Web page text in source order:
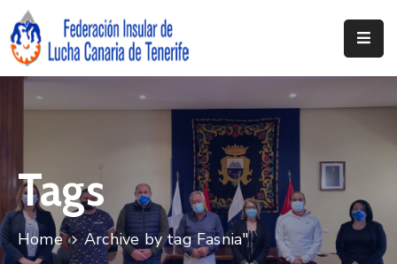
Inicio
Documentación
Noticias
Tags
Home Archive by tag Fasnia"